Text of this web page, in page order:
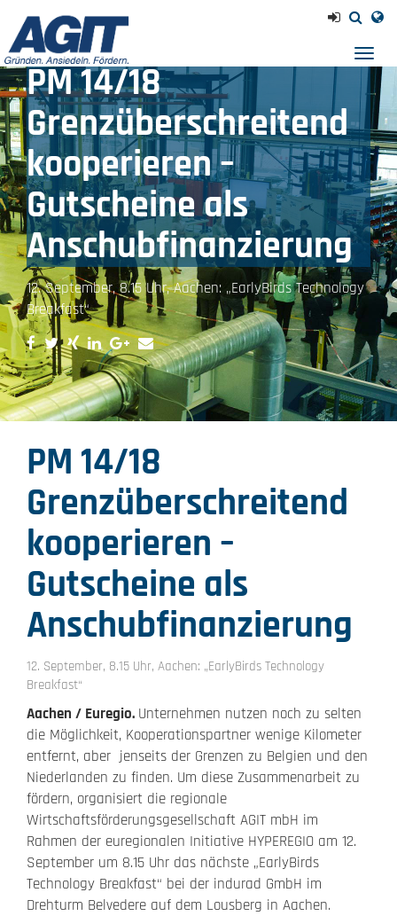
PM 14/18
Grenzüberschreitend
kooperieren –
Gutscheine als
Anschubfinanzierung
12. September, 8.15 Uhr, Aachen: „EarlyBirds Technology
Breakfast“
PM 14/18
Grenzüberschreitend
kooperieren –
Gutscheine als
Anschubfinanzierung
12. September, 8.15 Uhr, Aachen: „EarlyBirds Technology
Breakfast“
Aachen / Euregio. Unternehmen nutzen noch zu selten
die Möglichkeit, Kooperationspartner wenige Kilometer
entfernt, aber jenseits der Grenzen zu Belgien und den
Niederlanden zu finden. Um diese Zusammenarbeit zu
fördern, organisiert die regionale
Wirtschaftsförderungsgesellschaft AGIT mbH im
Rahmen der euregionalen Initiative HYPEREGIO am 12.
September um 8.15 Uhr das nächste „EarlyBirds
Technology Breakfast“ bei der indurad GmbH im
Drehturm Belvedere auf dem Lousberg in Aachen.